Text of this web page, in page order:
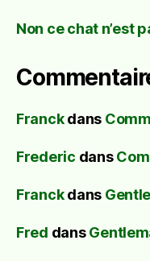
Non ce chat n’est
Franckdans
Frederic dans
Franckdans
Fred dans